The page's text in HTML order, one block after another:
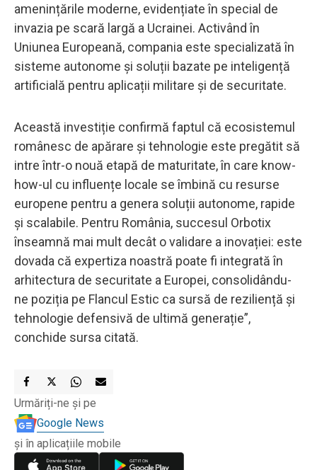
amenințările moderne, evidențiate în special de
invazia pe scară largă a Ucrainei. Activând în
Uniunea Europeană, compania este specializată în
sisteme autonome și soluții bazate pe inteligență
artificială pentru aplicații militare și de securitate.
Această investiție confirmă faptul că ecosistemul
românesc de apărare și tehnologie este pregătit să
intre într-o nouă etapă de maturitate, în care know-
how-ul cu influențe locale se îmbină cu resurse
europene pentru a genera soluții autonome, rapide
și scalabile. Pentru România, succesul Orbotix
înseamnă mai mult decât o validare a inovației: este
dovada că expertiza noastră poate fi integrată în
arhitectura de securitate a Europei, consolidându-
ne poziția pe Flancul Estic ca sursă de reziliență și
tehnologie defensivă de ultimă generație”,
conchide sursa citată.
Urmăriți-ne și pe
Google News
și în aplicațiile mobile